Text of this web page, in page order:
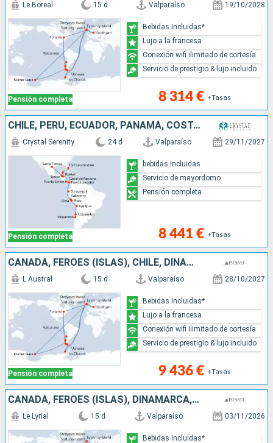
Pensión completa
Le Boreal 15 d Valparaíso 19/10/2028
8 314 € +Tasas
Bebidas Incluidas*
Lujo a la francesa
Conexión wifi ilimitado de cortesía
Servicio de prestigio & lujo incluido
CHILE, PERÚ, ECUADOR, PANAMÁ, COSTA RICA, HONDURAS, SANTO TOMÁS, BELICE, MÉXICO, ESTADOS UNIDOS
Pensión completa
Crystal Serenity 24 d Valparaíso 29/11/2027
8 441 € +Tasas
bebidas incluidas
Servicio de mayordomo
Pensión completa
CANADÁ, FÉROES (ISLAS), CHILE, DINAMARCA, ANTÁRTICO, ARGENTINA
Pensión completa
L Austral 15 d Valparaíso 28/10/2027
9 436 € +Tasas
Bebidas Incluidas*
Lujo a la francesa
Conexión wifi ilimitado de cortesía
Servicio de prestigio & lujo incluido
CANADÁ, FÉROES (ISLAS), DINAMARCA, CHILE, ANTÁRTICO, ARGENTINA
Le Lyrial 15 d Valparaíso 03/11/2026
Bebidas Incluidas*